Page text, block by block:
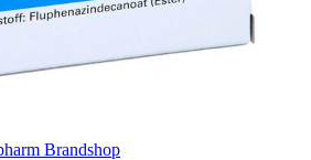
Brandshop